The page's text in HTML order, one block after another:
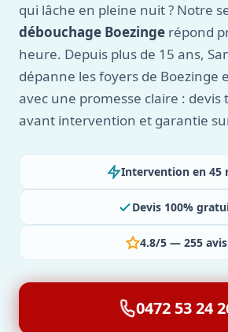
qui lâche en pleine nuit ? Notre
débouchage Boezinge répond
heure. Depuis plus de 15 ans,
dépanne les foyers de Boezinge
avec une promesse claire :
avant intervention et garantie
Intervention en 45
Devis 100%
4.8/5 — 255 avis
0472 53 24